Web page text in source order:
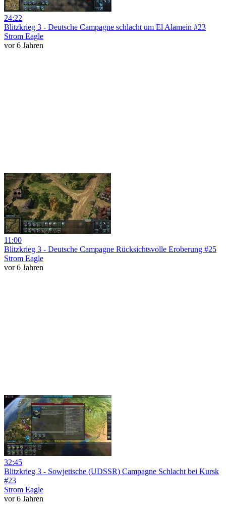
24:22
Blitzkrieg 3 - Deutsche Campagne schlacht um El Alamein #23
Strom Eagle
vor 6 Jahren
11:00
Blitzkrieg 3 - Deutsche Campagne Rücksichtsvolle Eroberung #25
Strom Eagle
vor 6 Jahren
32:45
Blitzkrieg 3 - Sowjetische (UDSSR) Campagne Schlacht bei Kursk
#23
Strom Eagle
vor 6 Jahren